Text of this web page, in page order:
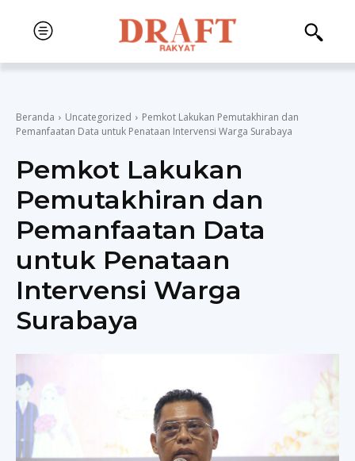
Beranda Uncategorized
Pemkot Lakukan Pemutakhiran dan
Pemanfaatan Data untuk Penataan Intervensi Warga Surabaya
Pemkot Lakukan
Pemutakhiran dan
Pemanfaatan Data
untuk Penataan
Intervensi Warga
Surabaya